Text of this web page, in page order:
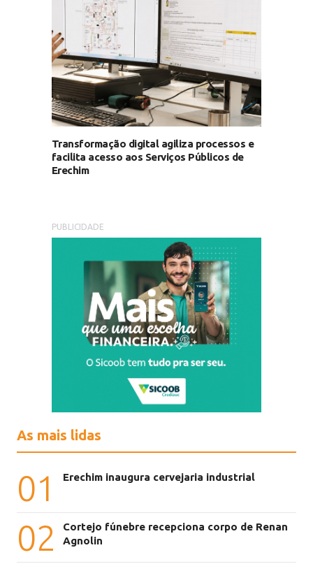
Transformação digital agiliza processos e
facilita acesso aos Serviços Públicos de
Erechim
PUBLICIDADE
As mais lidas
01 Erechim inaugura cervejaria industrial
02
Cortejo fúnebre recepciona corpo de Renan
Agnolin